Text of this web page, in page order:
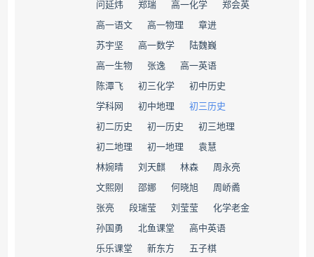
问延炜 郑瑞 高一化学 郑会英
高一语文 高一物理 章进
苏宇坚 高一数学 陆魏巍
高一生物 张逸 高一英语
陈潭飞 初三化学 初中历史
​学科网 初中地理 初三历史
初二历史 初一历史 初三地理
初二地理 初一地理 袁慧
林婉晴 刘天麒 林森 周永亮
文熙刚 邵娜 何晓旭 周峤矞
张亮 段瑞莹 刘莹莹 化学老金
孙国勇 北鱼课堂 高中英语
乐乐课堂 新东方 五子棋